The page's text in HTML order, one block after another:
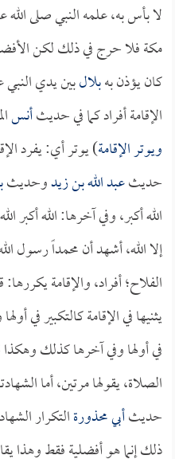
لا بأس به، علمه النبي صلى
مكة فلا حرج في ذلك لكن
كان يؤذن بهبلالبين يدي
الإقامة أفراد كما في حديثأنس
ويوتر الإقامة) يوتر أي: يفرد
حديثعبد الله بن زيدوحديث
الله أكبر، وفي آخرها: الله أكبر
إلا الله، أشهد أن محمداً رسول
الفلاح؛ أفراد، والإقامة
يثنيها في الإقامة كالتكبير في
في أولها وفي آخرها كذلك
الصلاة، يقولها مرتين، أما
حديثأبي محذورةالتكرار
ذلك إنما هو أفضلية فقط وهذا